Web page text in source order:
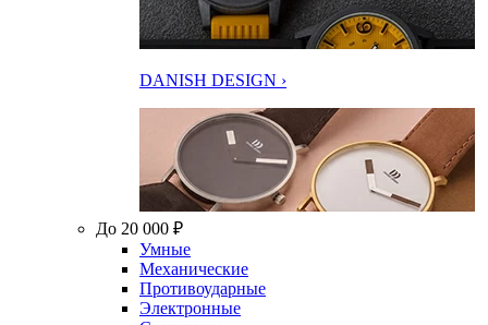
DANISH DESIGN ›
До 20 000 ₽
Умные
Механические
Противоударные
Электронные